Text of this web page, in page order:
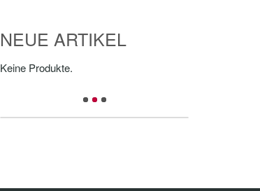
NEUE ARTIKEL
Keine Produkte.